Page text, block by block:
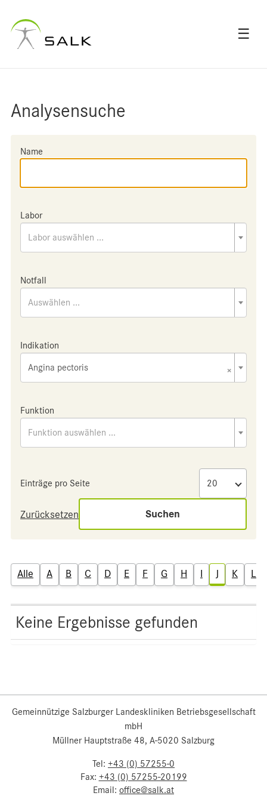
☰
Analysensuche
Name
Labor
Labor auswählen ...
Notfall
Auswählen ...
Indikation
×
Angina pectoris
Funktion
Funktion auswählen ...
Einträge pro Seite
Zurücksetzen Suchen
Alle A B C D E F G H I J K L
Keine Ergebnisse gefunden
Gemeinnützige Salzburger Landeskliniken Betriebsgesellschaft
mbH
Müllner Hauptstraße 48, A-5020 Salzburg
Tel: +43 (0) 57255-0
Fax: +43 (0) 57255-20199
Email: office@salk.at